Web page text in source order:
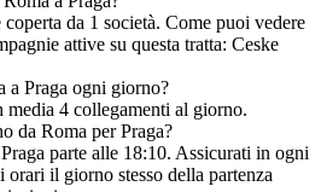
da 1 società. Come puoi vedere
attive su questa tratta: Ceske
a Praga ogni giorno?
media 4 collegamenti al giorno.
da Roma per Praga?
parte alle 18:10. Assicurati in ogni
il giorno stesso della partenza